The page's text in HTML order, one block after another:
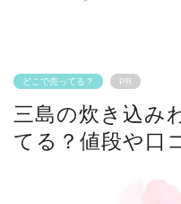
どこで売ってる？ PR
三島の炊き込み
てる？値段や口